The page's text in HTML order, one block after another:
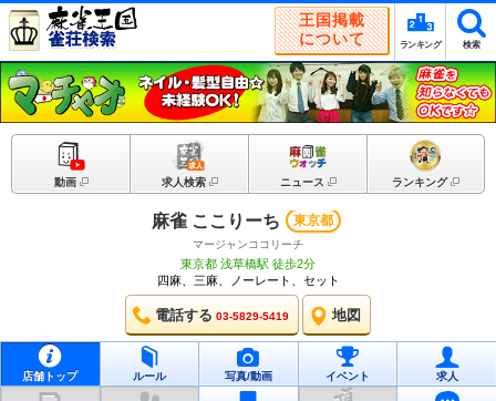
王国掲載
について
ランキング 検索
動画 求人検索 ニュース ランキング
麻雀 ここりーち 東京都
マージャンココリーチ
東京都 浅草橋駅 徒歩2分
四麻、三麻、ノーレート、セット
電話する 03-5829-5419 地図
店舗トップ ルール 写真/動画 イベント 求人